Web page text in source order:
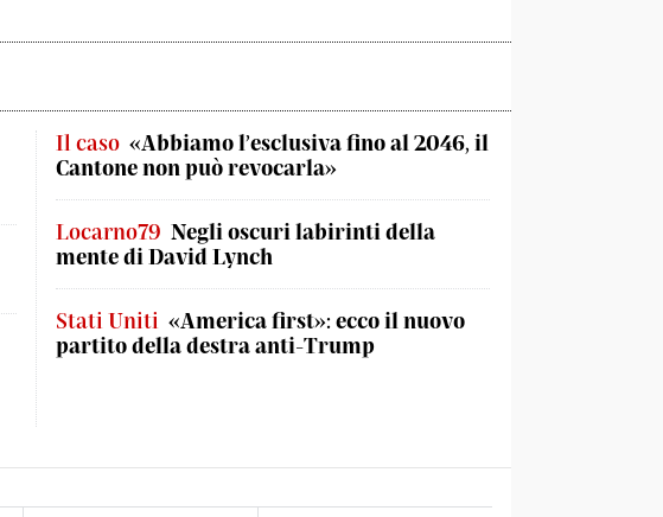
Il caso «Abbiamo l’esclusiva fino al 2046, il
Cantone non può revocarla»
Locarno79 Negli oscuri labirinti della
mente di David Lynch
Stati Uniti «America first»: ecco il nuovo
partito della destra anti-Trump